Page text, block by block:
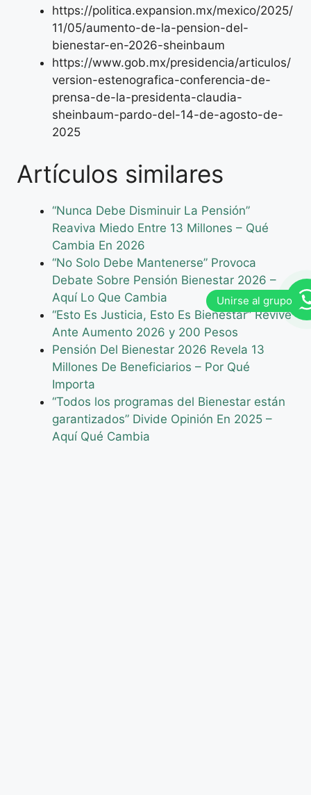
https://politica.expansion.mx/mexico/2025/
11/05/aumento-de-la-pension-del-
bienestar-en-2026-sheinbaum
https://www.gob.mx/presidencia/articulos/
version-estenografica-conferencia-de-
prensa-de-la-presidenta-claudia-
sheinbaum-pardo-del-14-de-agosto-de-
2025
Artículos similares
“Nunca Debe Disminuir La Pensión”
Reaviva Miedo Entre 13 Millones – Qué
Cambia En 2026
“No Solo Debe Mantenerse” Provoca
Debate Sobre Pensión Bienestar 2026 –
Aquí Lo Que Cambia
“Esto Es Justicia, Esto Es Bienestar” Revive
Ante Aumento 2026 y 200 Pesos
Pensión Del Bienestar 2026 Revela 13
Millones De Beneficiarios – Por Qué
Importa
“Todos los programas del Bienestar están
garantizados” Divide Opinión En 2025 –
Aquí Qué Cambia